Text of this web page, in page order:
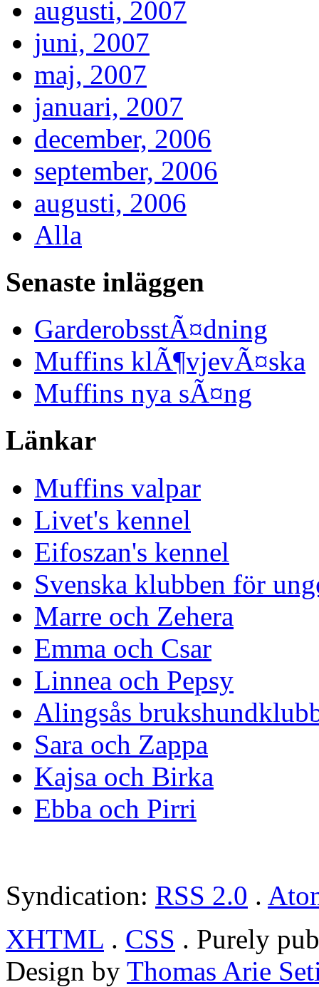
augusti, 2007
juni, 2007
maj, 2007
januari, 2007
december, 2006
september, 2006
augusti, 2006
Alla
Senaste inläggen
GarderobsstÃ¤dning
Muffins klÃ¶vjevÃ¤ska
Muffins nya sÃ¤ng
Länkar
Muffins valpar
Livet's kennel
Eifoszan's kennel
Svenska klubben för
Marre och Zehera
Emma och Csar
Linnea och Pepsy
Alingsås
Sara och Zappa
Kajsa och Birka
Ebba och Pirri
Syndication: RSS 2.0 .
XHTML . CSS . Purely
Design by Thomas Arie